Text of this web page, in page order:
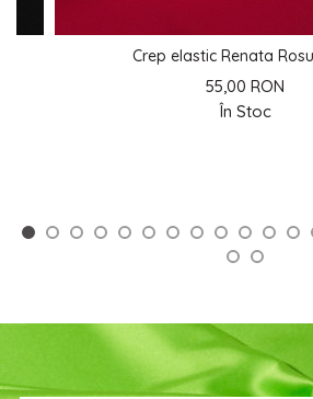
Crep elastic Renata
55,00 RON
În Stoc